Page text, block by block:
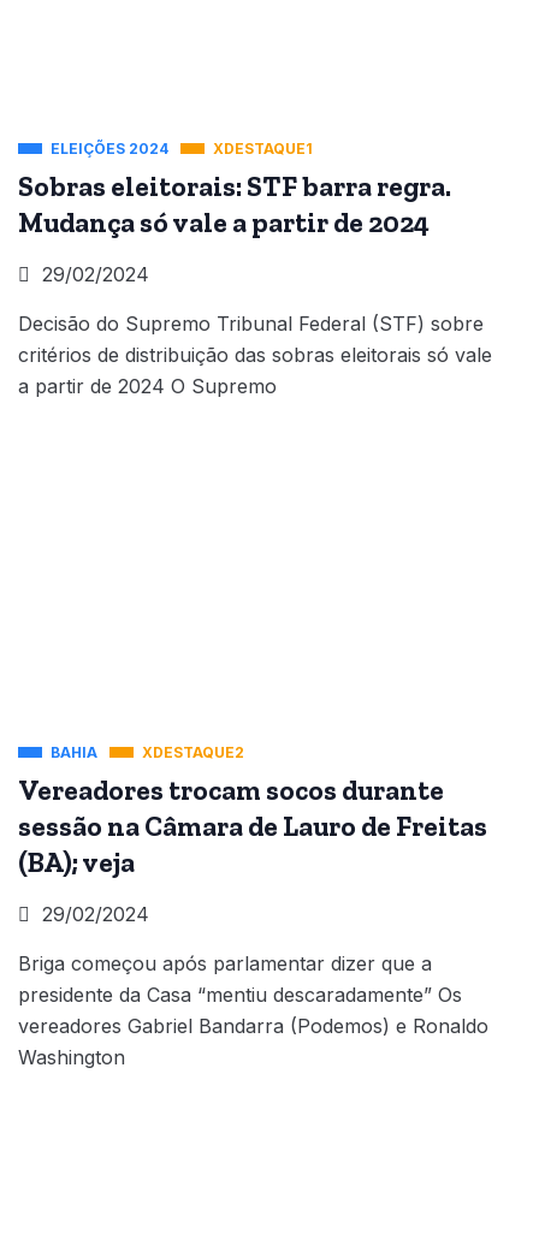
ELEIÇÕES 2024 XDESTAQUE1
Sobras eleitorais: STF barra regra.
Mudança só vale a partir de 2024
29/02/2024
Decisão do Supremo Tribunal Federal (STF) sobre
critérios de distribuição das sobras eleitorais só vale
a partir de 2024 O Supremo
BAHIA XDESTAQUE2
Vereadores trocam socos durante
sessão na Câmara de Lauro de Freitas
(BA); veja
29/02/2024
Briga começou após parlamentar dizer que a
presidente da Casa “mentiu descaradamente” Os
vereadores Gabriel Bandarra (Podemos) e Ronaldo
Washington